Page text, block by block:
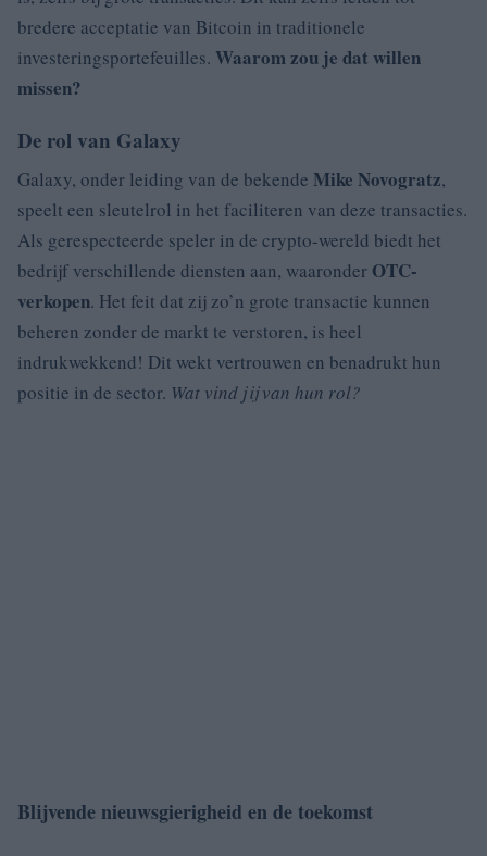
bredere acceptatie van Bitcoin in traditionele
investeringsportefeuilles. Waarom zou je dat willen
missen?
De rol van Galaxy
Galaxy, onder leiding van de bekende Mike Novogratz,
speelt een sleutelrol in het faciliteren van deze transacties.
Als gerespecteerde speler in de crypto-wereld biedt het
bedrijf verschillende diensten aan, waaronder OTC-
verkopen. Het feit dat zij zo’n grote transactie kunnen
beheren zonder de markt te verstoren, is heel
indrukwekkend! Dit wekt vertrouwen en benadrukt hun
positie in de sector. Wat vind jij van hun rol?
Blijvende nieuwsgierigheid en de toekomst